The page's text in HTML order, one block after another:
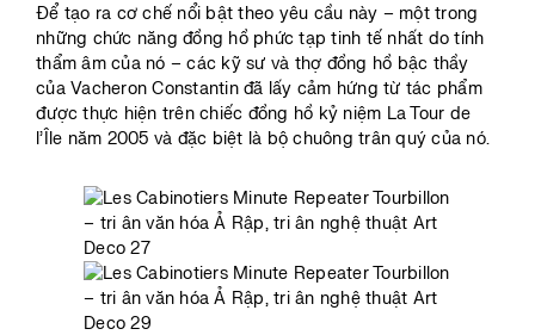
Để tạo ra cơ chế nổi bật theo yêu cầu này – một trong
những chức năng đồng hồ phức tạp tinh tế nhất do tính
thẩm âm của nó – các kỹ sư và thợ đồng hồ bậc thầy
của Vacheron Constantin đã lấy cảm hứng từ tác phẩm
được thực hiện trên chiếc đồng hồ kỷ niệm La Tour de
l’Île năm 2005 và đặc biệt là bộ chuông trân quý của nó.